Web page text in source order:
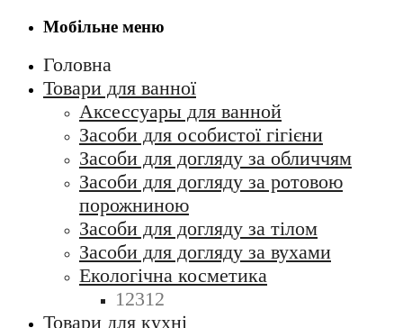
Мобільне меню
Головна
Товари для ванної
Аксессуары для ванной
Засоби для особистої гігієни
Засоби для догляду за обличчям
Засоби для догляду за ротовою
порожниною
Засоби для догляду за тілом
Засоби для догляду за вухами
Екологічна косметика
12312
Товари для кухні